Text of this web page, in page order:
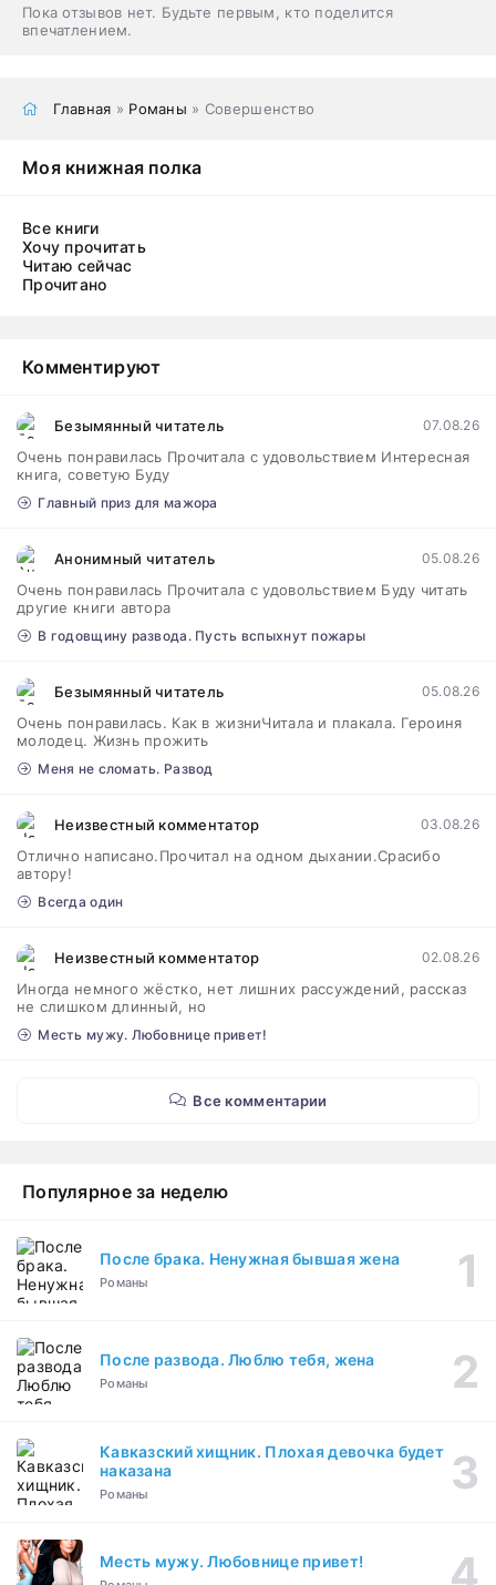
Пока отзывов нет. Будьте первым, кто поделится
впечатлением.
Главная » Романы » Совершенство
Моя книжная полка
Все книги
Хочу прочитать
Читаю сейчас
Прочитано
Комментируют
Безымянный читатель 07.08.26
Очень понравилась Прочитала с удовольствием Интересная
книга, советую Буду
Главный приз для мажора
Анонимный читатель 05.08.26
Очень понравилась Прочитала с удовольствием Буду читать
другие книги автора
В годовщину развода. Пусть вспыхнут пожары
Безымянный читатель 05.08.26
Очень понравилась. Как в жизниЧитала и плакала. Героиня
молодец. Жизнь прожить
Меня не сломать. Развод
Неизвестный комментатор 03.08.26
Отлично написано.Прочитал на одном дыхании.Срасибо
автору!
Всегда один
Неизвестный комментатор 02.08.26
Иногда немного жёстко, нет лишних рассуждений, рассказ
не слишком длинный, но
Месть мужу. Любовнице привет!
Все комментарии
Популярное за неделю
После брака. Ненужная бывшая жена
Романы
После развода. Люблю тебя, жена
Романы
Кавказский хищник. Плохая девочка будет
наказана
Романы
Месть мужу. Любовнице привет!